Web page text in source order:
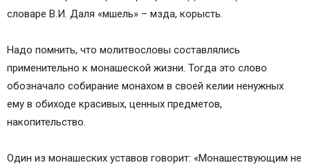
словаре В.И. Даля «мшель» – мзда, корысть.
Надо помнить, что молитвословы составлялись
применительно к монашеской жизни. Тогда это слово
обозначало собирание монахом в своей келии ненужных
ему в обиходе красивых, ценных предметов,
накопительство.
Один из монашеских уставов говорит: «Монашествующим не